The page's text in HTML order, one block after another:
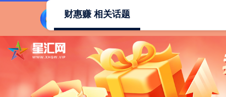
财惠赚 相关话题